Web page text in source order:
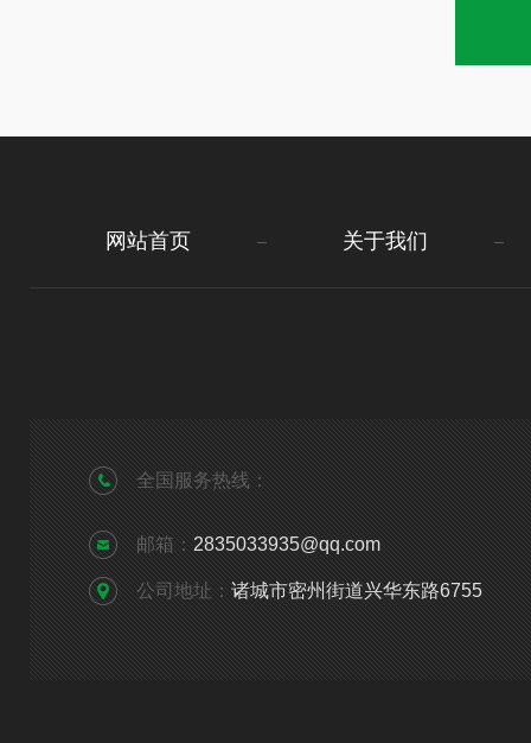
网站首页 关于我们
全国服务热线：
邮箱： 2835033935@qq.com
公司地址： 诸城市密州街道兴华东路6755